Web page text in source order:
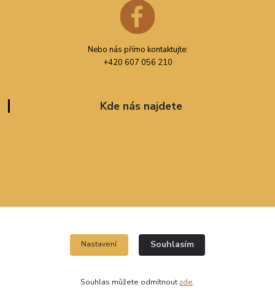
Nebo nás přímo kontaktujte:
+420 607 056 210
Kde nás najdete
Nastavení Souhlasím
Souhlas můžete odmítnout zde.